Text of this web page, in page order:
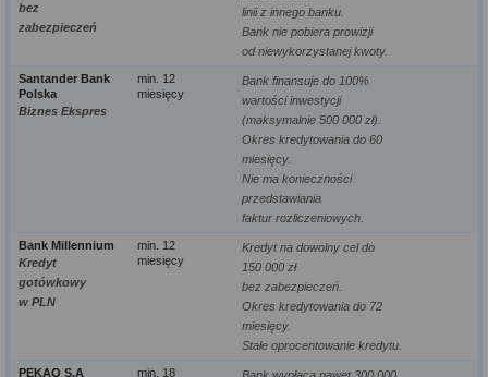
bez
zabezpieczeń
linii z innego banku.
Bank nie pobiera prowizji
od niewykorzystanej kwoty.
Santander Bank
Polska
Biznes Ekspres
min. 12
miesięcy
Bank finansuje do 100%
wartości inwestycji
(maksymalnie 500 000 zł).
Okres kredytowania do 60
miesięcy.
Nie ma konieczności
przedstawiania
faktur rozliczeniowych.
Bank Millennium
Kredyt
gotówkowy
w PLN
min. 12
miesięcy
Kredyt na dowolny cel do
150 000 zł
bez zabezpieczeń.
Okres kredytowania do 72
miesięcy.
Stałe oprocentowanie kredytu.
PEKAO S.A
min. 18